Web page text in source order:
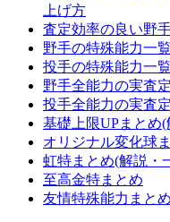
上げ方
査定効率の良い野
野手の特殊能力一覧
投手の特殊能力一覧
野手全能力の実査
投手全能力の実査
基礎上限UPまとめ
オリジナル変化球
虹特まとめ(解説・
至高金特まとめ
友情特殊能力まと